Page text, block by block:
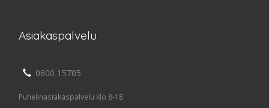
Asiakaspalvelu
0600 15705
Puhelinasiakaspalvelu klo 8-18